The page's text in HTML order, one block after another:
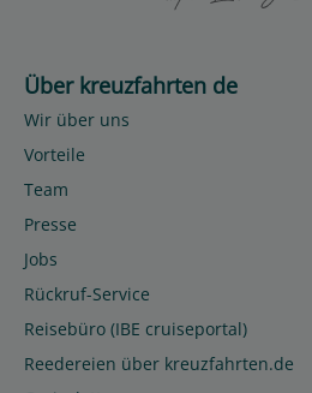
Über kreuzfahrten de
Wir über uns
Vorteile
Team
Presse
Jobs
Rückruf-Service
Reisebüro (IBE cruiseportal)
Reedereien über kreuzfahrten.de